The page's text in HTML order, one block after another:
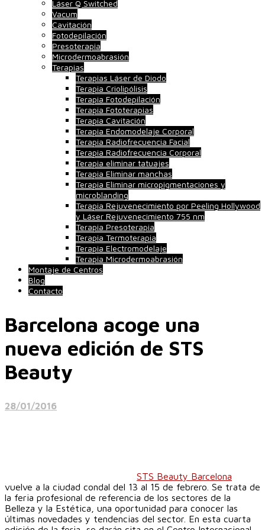
Láser Q Switched
Vacum
Cavitación
Fotodepilación
Presoterapia
Microdermoabrasión
Terapias
Terapias Láser de Diodo
Terapia Criolipólisis
Terapia Fotodepilación
Terapia Fototerapias
Terapia Cavitación
Terapia Endomodelaje Corporal
Terapia Radiofrecuencia Facial
Terapia Radiofrecuencia Corporal
Terapia eliminar tatuajes
Terapia Eliminar manchas
Terapia Eliminar micropigmentaciones y
microblanding
Terapia Rejuvenecimiento por Peeling Hollywood
y Láser Rejuvenecimiento 755 nm
Terapia Presoterapia
Terapia Termoterapia
Terapia Electromodelaje
Terapia Microdermoabrasión
Montaje de Centros
Blog
Contacto
Barcelona acoge una
nueva edición de STS
Beauty
28/01/2016
STS Beauty Barcelona
vuelve a la ciudad condal del 13 al 15 de febrero. Se trata de
la feria profesional de referencia de los sectores de la
Belleza y la Estética, una oportunidad para conocer las
últimas novedades y tendencias del sector. En esta cuarta